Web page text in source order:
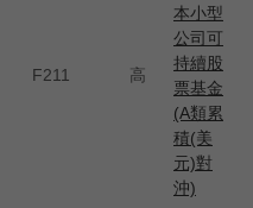
F211 高
本小型
公司可
持續股
票基金
(A類累
積(美
元)對
沖)